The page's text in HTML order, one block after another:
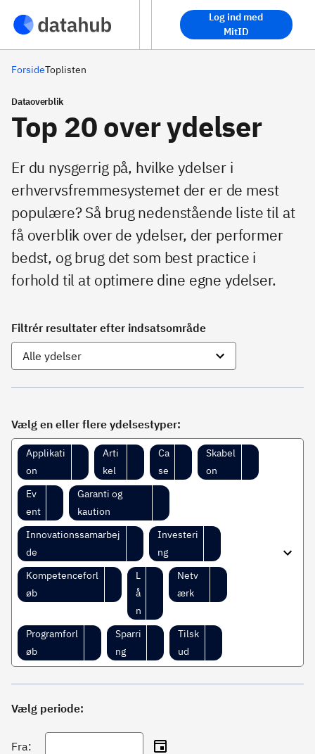
Log ind med
MitID
ForsideToplisten
Dataoverblik
Top 20 over ydelser
Er du nysgerrig på, hvilke ydelser i
erhvervsfremmesystemet der er de mest
populære? Så brug nedenstående liste til at
få overblik over de ydelser, der performer
bedst, og brug det som best practice i
forhold til at optimere dine egne ydelser.
Filtrér resultater efter indsatsområde
Vælg en eller flere ydelsestyper:
Applikati
on
Arti
kel
Ca
se
Skabel
on
Ev
ent
Garanti og
kaution
Innovationssamarbej
de
Investeri
ng
Kompetenceforl
øb
L
å
n
Netv
ærk
Programforl
øb
Sparri
ng
Tilsk
ud
Vælg periode:
Fra: